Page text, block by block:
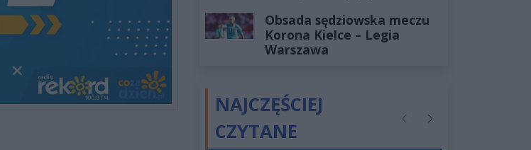
Obsada sędziowska meczu
Korona Kielce – Legia
Warszawa
NAJCZĘŚCIEJ
CZYTANE
PoprzednieNastępne